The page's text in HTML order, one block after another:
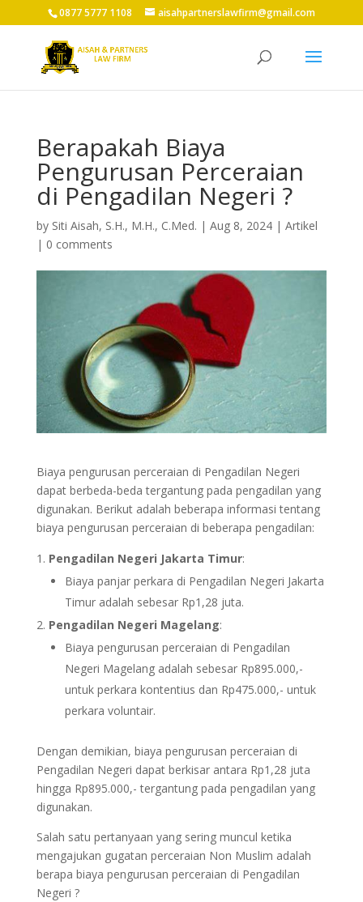
0877 5777 1108 aisahpartnerslawfirm@gmail.com
Berapakah Biaya
Pengurusan Perceraian
di Pengadilan Negeri ?
by Siti Aisah, S.H., M.H., C.Med. | Aug 8, 2024| Artikel
| 0 comments
Biaya pengurusan perceraian di Pengadilan Negeri
dapat berbeda-beda tergantung pada pengadilan yang
digunakan. Berikut adalah beberapa informasi tentang
biaya pengurusan perceraian di beberapa pengadilan:
Pengadilan Negeri Jakarta Timur:
Biaya panjar perkara di Pengadilan Negeri Jakarta
Timur adalah sebesar Rp1,28 juta.
Pengadilan Negeri Magelang:
Biaya pengurusan perceraian di Pengadilan
Negeri Magelang adalah sebesar Rp895.000,-
untuk perkara kontentius dan Rp475.000,- untuk
perkara voluntair.
Dengan demikian, biaya pengurusan perceraian di
Pengadilan Negeri dapat berkisar antara Rp1,28 juta
hingga Rp895.000,- tergantung pada pengadilan yang
digunakan.
Salah satu pertanyaan yang sering muncul ketika
mengajukan gugatan perceraian Non Muslim adalah
berapa biaya pengurusan perceraian di Pengadilan
Negeri ?